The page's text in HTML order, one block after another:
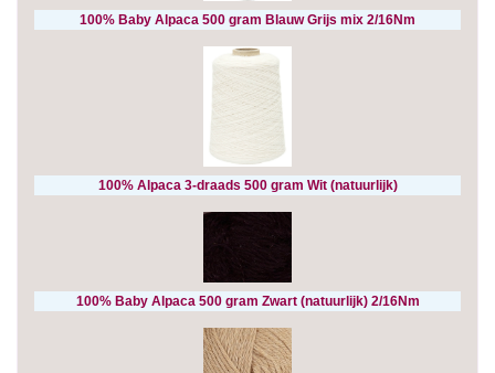
100% Baby Alpaca 500 gram Blauw Grijs mix 2/16Nm
100% Alpaca 3-draads 500 gram Wit (natuurlijk)
100% Baby Alpaca 500 gram Zwart (natuurlijk) 2/16Nm